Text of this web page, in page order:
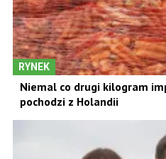
RYNEK
Niemal co drugi kilogram
pochodzi z Holandii